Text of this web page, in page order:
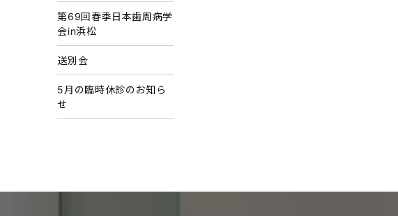
第69回春季日本歯周病学
会in浜松
送別会
5月の臨時休診のお知ら
せ